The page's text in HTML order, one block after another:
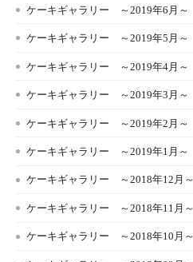
ケーキギャラリー ～2019年6月～
ケーキギャラリー ～2019年5月～
ケーキギャラリー ～2019年4月～
ケーキギャラリー ～2019年3月～
ケーキギャラリー ～2019年2月～
ケーキギャラリー ～2019年1月～
ケーキギャラリー ～2018年12月～
ケーキギャラリー ～2018年11月～
ケーキギャラリー ～2018年10月～